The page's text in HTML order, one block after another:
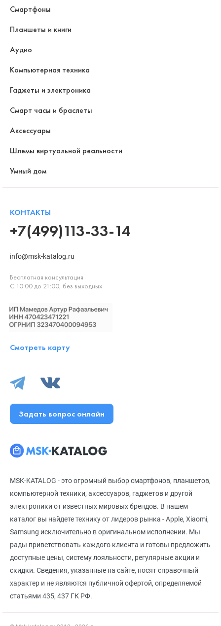
MSK-KATALOG - это огромный выбор смартфонов, планшетов,
компьютерной техники, аксессуаров, гаджетов и другой
электроники от известных мировых брендов. В нашем
каталог вы найдете технику от лидеров рынка - Apple, Xiaomi,
Samsung исключительно в оригинальном исполнении. Мы
рады приветствовать каждого клиента и готовы предложить
доступные цены, систему лояльности, регулярные акции и
скидки. Сведения, указанные на сайте, носят справочный
характер и не являются публичной офертой, определяемой
статьями 435, 437 ГК РФ.
Смартфоны
Планшеты и книги
Аудио
Компьютерная техника
Гаджеты и электроника
Смарт часы и браслеты
Аксессуары
Шлемы виртуальной реальности
Умный дом
КОНТАКТЫ
+7(499)113-33-14
info@msk-katalog.ru
Бесплатная консультация
С 10:00 до 21:00, без выходных
Смотреть карту
Задать вопрос онлайн